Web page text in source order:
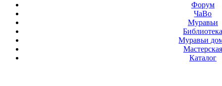
Форум
ЧаВо
Муравьи
Муравьи
Мастерская
Каталог